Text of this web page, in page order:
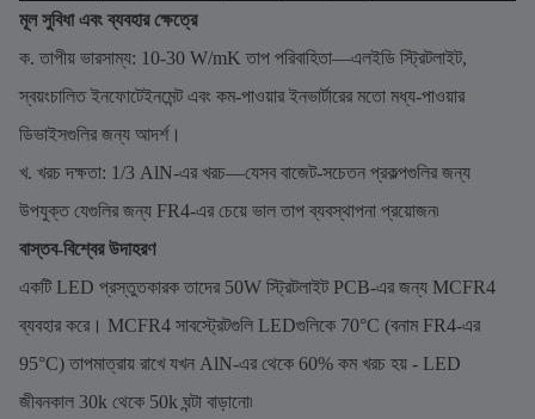
মূল সুবিধা এবং ব্যবহার ক্ষেত্রে
ক. তাপীয় ভারসাম্য: 10-30 W/mK তাপ পরিবাহিতা—এলইডি স্ট্রিটলাইট,
স্বয়ংচালিত ইনফোটেইনমেন্ট এবং কম-পাওয়ার ইনভার্টারের মতো মধ্য-পাওয়ার
ডিভাইসগুলির জন্য আদর্শ।
খ. খরচ দক্ষতা: 1/3 AlN-এর খরচ—যেসব বাজেট-সচেতন প্রকল্পগুলির জন্য
উপযুক্ত যেগুলির জন্য FR4-এর চেয়ে ভাল তাপ ব্যবস্থাপনা প্রয়োজন৷
বাস্তব-বিশ্বের উদাহরণ
একটি LED প্রস্তুতকারক তাদের 50W স্ট্রিটলাইট PCB-এর জন্য MCFR4
ব্যবহার করে। MCFR4 সাবস্ট্রেটগুলি LEDগুলিকে 70°C (বনাম FR4-এর
95°C) তাপমাত্রায় রাখে যখন AlN-এর থেকে 60% কম খরচ হয় - LED
জীবনকাল 30k থেকে 50k ঘন্টা বাড়ানো৷